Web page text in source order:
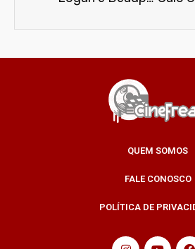
QUEM SOMOS
FALE CONOSCO
POLÍTICA DE